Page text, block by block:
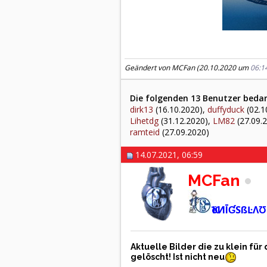
Geändert von MCFan (20.10.2020 um
Die folgenden 13 Benutzer
dirk13 (16.10.2020), duffyduck
Lihetdg (31.12.2020), LM82
ramteid (27.09.2020)
14.07.2021, 06:59
MCFan
Aktuelle Bilder die zu klein für
gelöscht! Ist nicht neu